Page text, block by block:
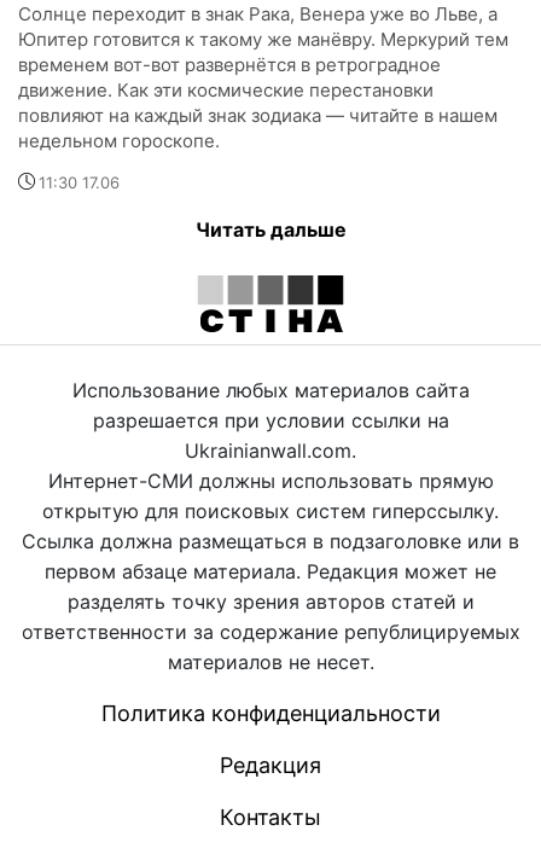
Солнце переходит в знак Рака, Венера уже во Льве, а
Юпитер готовится к такому же манёвру. Меркурий тем
временем вот-вот развернётся в ретроградное
движение. Как эти космические перестановки
повлияют на каждый знак зодиака — читайте в нашем
недельном гороскопе.
11:30 17.06
Читать дальше
Использование любых материалов сайта
разрешается при условии ссылки на
Ukrainianwall.com.
Интернет-СМИ должны использовать прямую
открытую для поисковых систем гиперссылку.
Ссылка должна размещаться в подзаголовке или в
первом абзаце материала. Редакция может не
разделять точку зрения авторов статей и
ответственности за содержание републицируемых
материалов не несет.
Политика конфиденциальности
Редакция
Контакты